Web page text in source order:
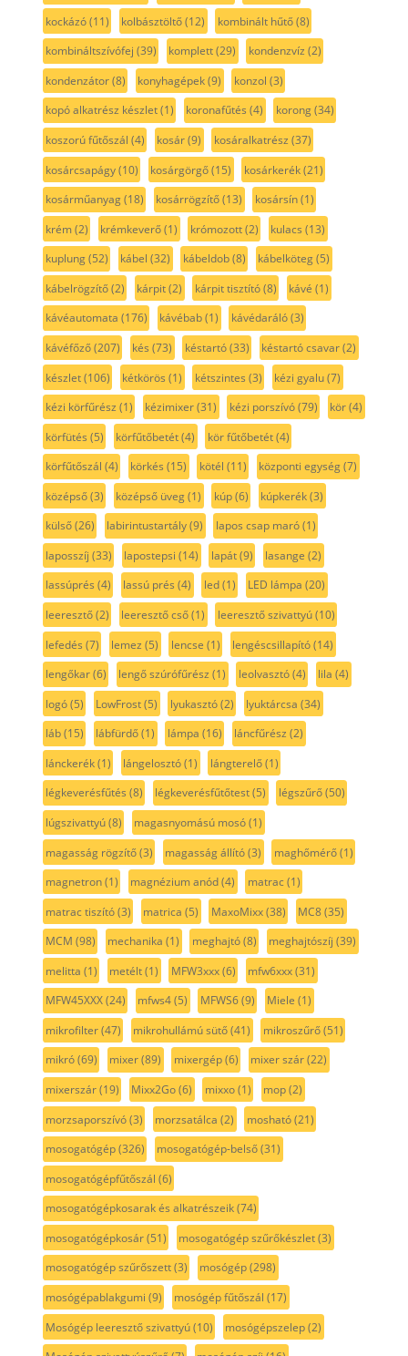
kockázó(11) kolbásztöltő(12) kombinált hűtő(8)
kombináltszívófej (39) komplett(29) kondenzvíz (2)
kondenzátor(8) konyhagépek(9) konzol (3)
kopó alkatrész készlet(1) koronafűtés (4) korong(34)
koszorú fűtőszál (4) kosár(9) kosáralkatrész (37)
kosárcsapágy(10) kosárgörgő(15) kosárkerék(21)
kosárműanyag(18) kosárrögzítő(13) kosársín(1)
krém(2) krémkeverő(1) krómozott(2) kulacs (13)
kuplung(52) kábel (32) kábeldob(8) kábelköteg(5)
kábelrögzítő(2) kárpit(2) kárpit tisztító(8) kávé (1)
kávéautomata (176) kávébab(1) kávédaráló(3)
kávéfőző(207) kés (73) késtartó(33) késtartó csavar(2)
készlet(106) kétkörös (1) kétszintes (3) kézi gyalu(7)
kézi körfűrész (1) kézimixer(31) kézi porszívó(79) kör(4)
körfütés (5) körfűtőbetét(4) kör fűtőbetét(4)
körfűtőszál (4) körkés (15) kötél (11) központi egység(7)
középső(3) középső üveg(1) kúp(6) kúpkerék(3)
külső(26) labirintustartály(9) lapos csap maró(1)
laposszíj (33) lapostepsi (14) lapát(9) lasange (2)
lassúprés (4) lassú prés (4) led(1) LED lámpa (20)
leeresztő(2) leeresztő cső(1) leeresztő szivattyú(10)
lefedés (7) lemez (5) lencse (1) lengéscsillapító(14)
lengőkar(6) lengő szúrófűrész (1) leolvasztó(4) lila (4)
logó(5) LowFrost(5) lyukasztó(2) lyuktárcsa (34)
láb(15) lábfürdő(1) lámpa (16) láncfűrész (2)
lánckerék(1) lángelosztó(1) lángterelő(1)
légkeverésfűtés (8) légkeverésfűtőtest(5) légszűrő(50)
lúgszivattyú(8) magasnyomású mosó(1)
magasság rögzítő(3) magasság állító(3) maghőmérő(1)
magnetron(1) magnézium anód(4) matrac(1)
matrac tiszító(3) matrica (5) MaxoMixx(38) MC8(35)
MCM (98) mechanika (1) meghajtó(8) meghajtószíj (39)
melitta (1) metélt(1) MFW3xxx(6) mfw6xxx(31)
MFW45XXX(24) mfws4(5) MFWS6(9) Miele (1)
mikrofilter(47) mikrohullámú sütő(41) mikroszűrő(51)
mikró(69) mixer(89) mixergép(6) mixer szár(22)
mixerszár(19) Mixx2Go(6) mixxo(1) mop(2)
morzsaporszívó(3) morzsatálca (2) mosható(21)
mosogatógép(326) mosogatógép-belső(31)
mosogatógépfűtőszál (6)
mosogatógépkosarak és alkatrészeik(74)
mosogatógépkosár(51) mosogatógép szűrőkészlet(3)
mosogatógép szűrőszett(3) mosógép(298)
mosógépablakgumi (9) mosógép fűtőszál (17)
Mosógép leeresztő szivattyú(10) mosógépszelep(2)